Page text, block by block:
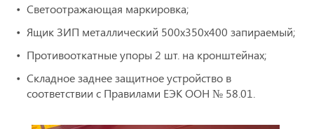
Светоотражающая маркировка;
Ящик ЗИП металлический 500х350х400 запираемый;
Противооткатные упоры 2 шт. на кронштейнах;
Складное заднее защитное устройство в
соответствии с Правилами ЕЭК ООН № 58.01.